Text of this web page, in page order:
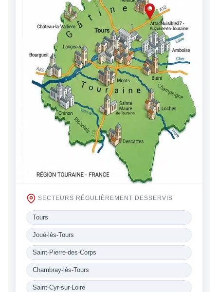
SECTEURS RÉGULIÈREMENT DESSERVIS
Tours
Joué-lès-Tours
Saint-Pierre-des-Corps
Chambray-lès-Tours
Saint-Cyr-sur-Loire